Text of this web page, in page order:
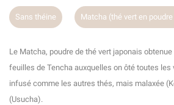
Sans théine Matcha (thé vert en
Le Matcha, poudre de thé vert japonais
feuilles de Tencha auxquelles on ôté toutes les
infusé comme les autres thés, mais malaxée
(Usucha).